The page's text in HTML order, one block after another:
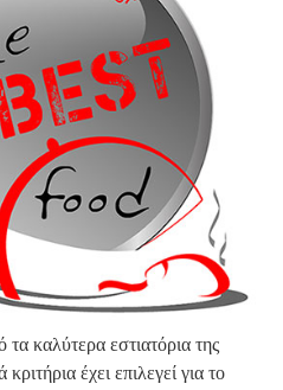
τα καλύτερα εστιατόρια της
έχει επιλεγεί για το